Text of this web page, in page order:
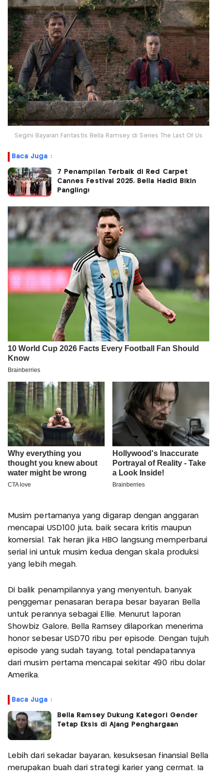
Segini Bayaran Fantastis Bella Ramsey di Series The Last Of Us
Baca Juga :
7 Penampilan Terbaik di Red Carpet
Cannes Festival 2025, Bella Hadid Bikin
Pangling!
Musim pertamanya yang digarap dengan anggaran
mencapai USD100 juta, baik secara kritis maupun
komersial. Tak heran jika HBO langsung memperbarui
serial ini untuk musim kedua dengan skala produksi
yang lebih megah.
Di balik penampilannya yang menyentuh, banyak
penggemar penasaran berapa besar bayaran Bella
untuk perannya sebagai Ellie. Menurut laporan
Showbiz Galore, Bella Ramsey dilaporkan menerima
honor sebesar USD70 ribu per episode. Dengan tujuh
episode yang sudah tayang, total pendapatannya
dari musim pertama mencapai sekitar 490 ribu dolar
Amerika.
Baca Juga :
Bella Ramsey Dukung Kategori Gender
Tetap Eksis di Ajang Penghargaan
Lebih dari sekadar bayaran, kesuksesan finansial Bella
merupakan buah dari strategi karier yang cermat. Ia